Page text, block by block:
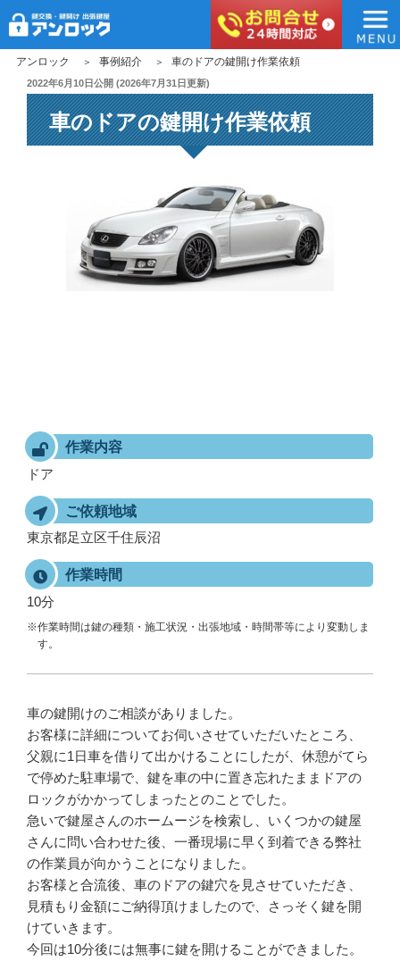
アンロック
アンロック 事例紹介 車のドアの鍵開け作業依頼
投
稿
日:
2022年6月10日公開 (2026年7月31日更新)
車のドアの鍵開け作業依頼
作業内容
ドア
ご依頼地域
東京都足立区千住辰沼
作業時間
10分
※作業時間は鍵の種類・施工状況・出張地域・時間帯等により変動しま
す。
車の鍵開けのご相談がありました。
お客様に詳細についてお伺いさせていただいたところ、
父親に1日車を借りて出かけることにしたが、休憩がてら
で停めた駐車場で、鍵を車の中に置き忘れたままドアの
ロックがかかってしまったとのことでした。
急いで鍵屋さんのホームージを検索し、いくつかの鍵屋
さんに問い合わせた後、一番現場に早く到着できる弊社
の作業員が向かうことになりました。
お客様と合流後、車のドアの鍵穴を見させていただき、
見積もり金額にご納得頂けましたので、さっそく鍵を開
けていきます。
今回は10分後には無事に鍵を開けることができました。